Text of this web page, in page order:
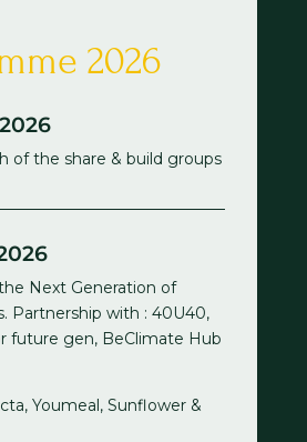
2026
of the share & build groups
Next Generation of
Partnership with : 40U40,
future gen, BeClimate Hub
Youmeal, Sunflower &